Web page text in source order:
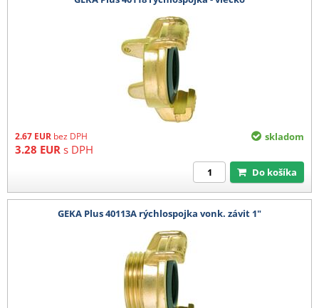
2.67 EUR bez DPH
3.28 EUR s DPH
skladom
Do košíka
GEKA Plus 40113A rýchlospojka vonk. závit 1"